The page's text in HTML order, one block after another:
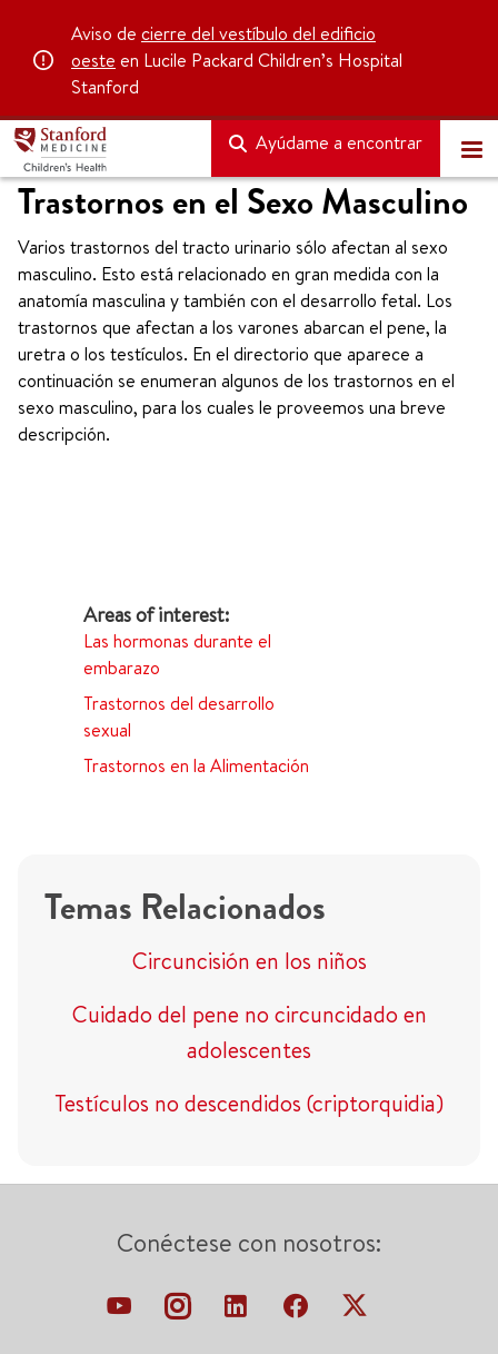
Aviso de cierre del vestíbulo del edificio
oeste en Lucile Packard Children’s Hospital
Stanford
Ayúdame a encontrar
Trastornos en el Sexo Masculino
Varios trastornos del tracto urinario sólo afectan al sexo
masculino. Esto está relacionado en gran medida con la
anatomía masculina y también con el desarrollo fetal. Los
trastornos que afectan a los varones abarcan el pene, la
uretra o los testículos. En el directorio que aparece a
continuación se enumeran algunos de los trastornos en el
sexo masculino, para los cuales le proveemos una breve
descripción.
Las hormonas durante el
embarazo
Trastornos del desarrollo
sexual
Trastornos en la Alimentación
Temas Relacionados
Circuncisión en los niños
Cuidado del pene no circuncidado en
adolescentes
Testículos no descendidos (criptorquidia)
Conéctese con nosotros: